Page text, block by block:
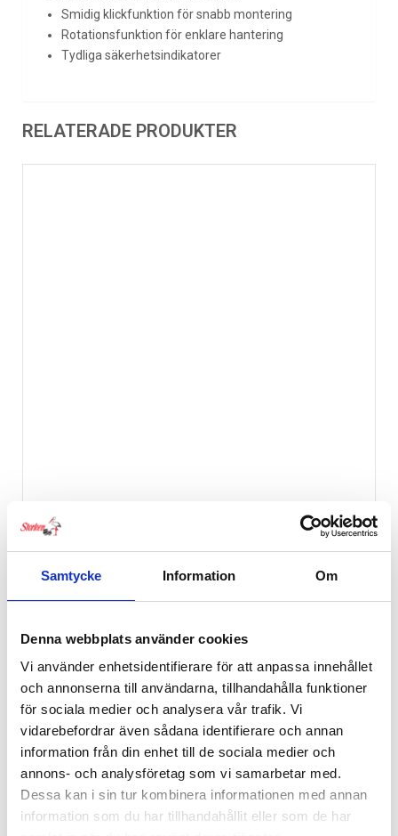
Samtycke Information Om
Denna webbplats använder cookies
Vi använder enhetsidentifierare för att anpassa innehållet
och annonserna till användarna, tillhandahålla funktioner
för sociala medier och analysera vår trafik. Vi
vidarebefordrar även sådana identifierare och annan
information från din enhet till de sociala medier och
annons- och analysföretag som vi samarbetar med.
Dessa kan i sin tur kombinera informationen med annan
information som du har tillhandahållit eller som de har
Smidig klickfunktion för snabb montering
Rotationsfunktion för enklare hantering
Tydliga säkerhetsindikatorer
RELATERADE PRODUKTER
1,999kr
Ej i lager